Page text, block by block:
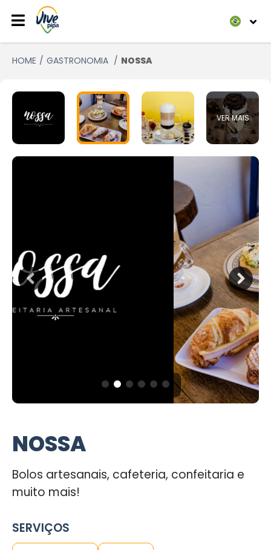
HOME GASTRONOMIA NOSSA
VER MAIS
NOSSA
Bolos artesanais, cafeteria, confeitaria e
muito mais!
SERVIÇOS